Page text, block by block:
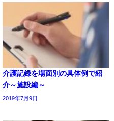
介護記録を場面別の具体例で紹
介～施設編～
2019年7月9日